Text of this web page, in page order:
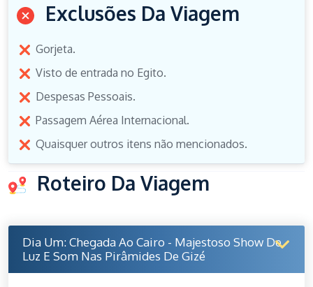
Exclusões Da Viagem
Gorjeta.
Visto de entrada no Egito.
Despesas Pessoais.
Passagem Aérea Internacional.
Quaisquer outros itens não mencionados.
Roteiro Da Viagem
Dia Um: Chegada Ao Cairo - Majestoso Show De
Luz E Som Nas Pirâmides De Gizé